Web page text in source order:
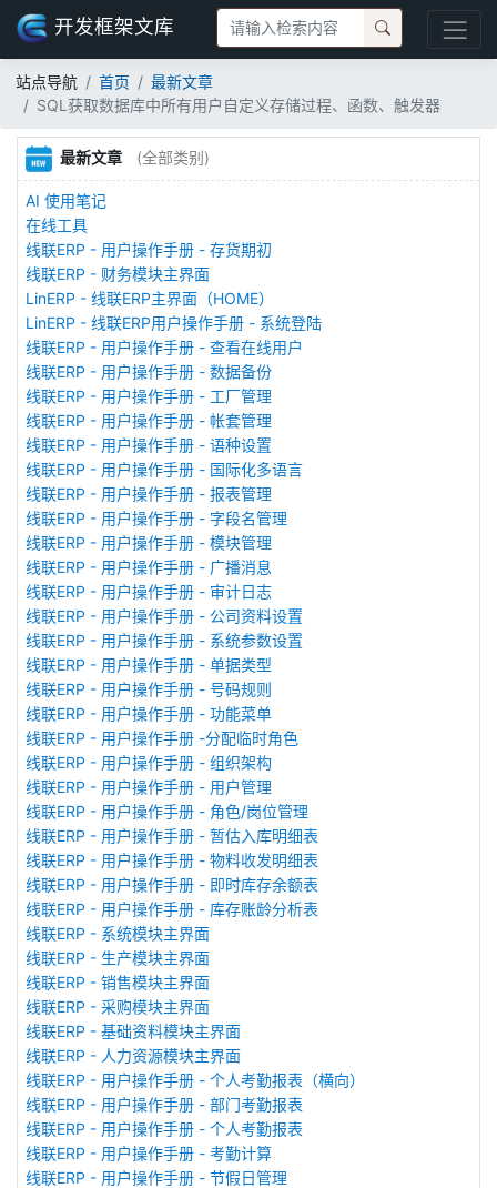
开发框架文库
站点导航 首页
最新文章
SQL获取数据库中所有用户自定义存储过程、函数、触发器
最新文章 (全部类别)
AI 使用笔记
在线工具
线联ERP - 用户操作手册 - 存货期初
线联ERP - 财务模块主界面
LinERP - 线联ERP主界面（HOME）
LinERP - 线联ERP用户操作手册 - 系统登陆
线联ERP - 用户操作手册 - 查看在线用户
线联ERP - 用户操作手册 - 数据备份
线联ERP - 用户操作手册 - 工厂管理
线联ERP - 用户操作手册 - 帐套管理
线联ERP - 用户操作手册 - 语种设置
线联ERP - 用户操作手册 - 国际化多语言
线联ERP - 用户操作手册 - 报表管理
线联ERP - 用户操作手册 - 字段名管理
线联ERP - 用户操作手册 - 模块管理
线联ERP - 用户操作手册 - 广播消息
线联ERP - 用户操作手册 - 审计日志
线联ERP - 用户操作手册 - 公司资料设置
线联ERP - 用户操作手册 - 系统参数设置
线联ERP - 用户操作手册 - 单据类型
线联ERP - 用户操作手册 - 号码规则
线联ERP - 用户操作手册 - 功能菜单
线联ERP - 用户操作手册 -分配临时角色
线联ERP - 用户操作手册 - 组织架构
线联ERP - 用户操作手册 - 用户管理
线联ERP - 用户操作手册 - 角色/岗位管理
线联ERP - 用户操作手册 - 暂估入库明细表
线联ERP - 用户操作手册 - 物料收发明细表
线联ERP - 用户操作手册 - 即时库存余额表
线联ERP - 用户操作手册 - 库存账龄分析表
线联ERP - 系统模块主界面
线联ERP - 生产模块主界面
线联ERP - 销售模块主界面
线联ERP - 采购模块主界面
线联ERP - 基础资料模块主界面
线联ERP - 人力资源模块主界面
线联ERP - 用户操作手册 - 个人考勤报表（横向）
线联ERP - 用户操作手册 - 部门考勤报表
线联ERP - 用户操作手册 - 个人考勤报表
线联ERP - 用户操作手册 - 考勤计算
线联ERP - 用户操作手册 - 节假日管理